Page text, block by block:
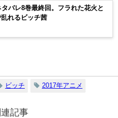
タバレ8巻最終回。フラれた花火と
れるビッチ茜
ビッチ 2017年アニメ
記事